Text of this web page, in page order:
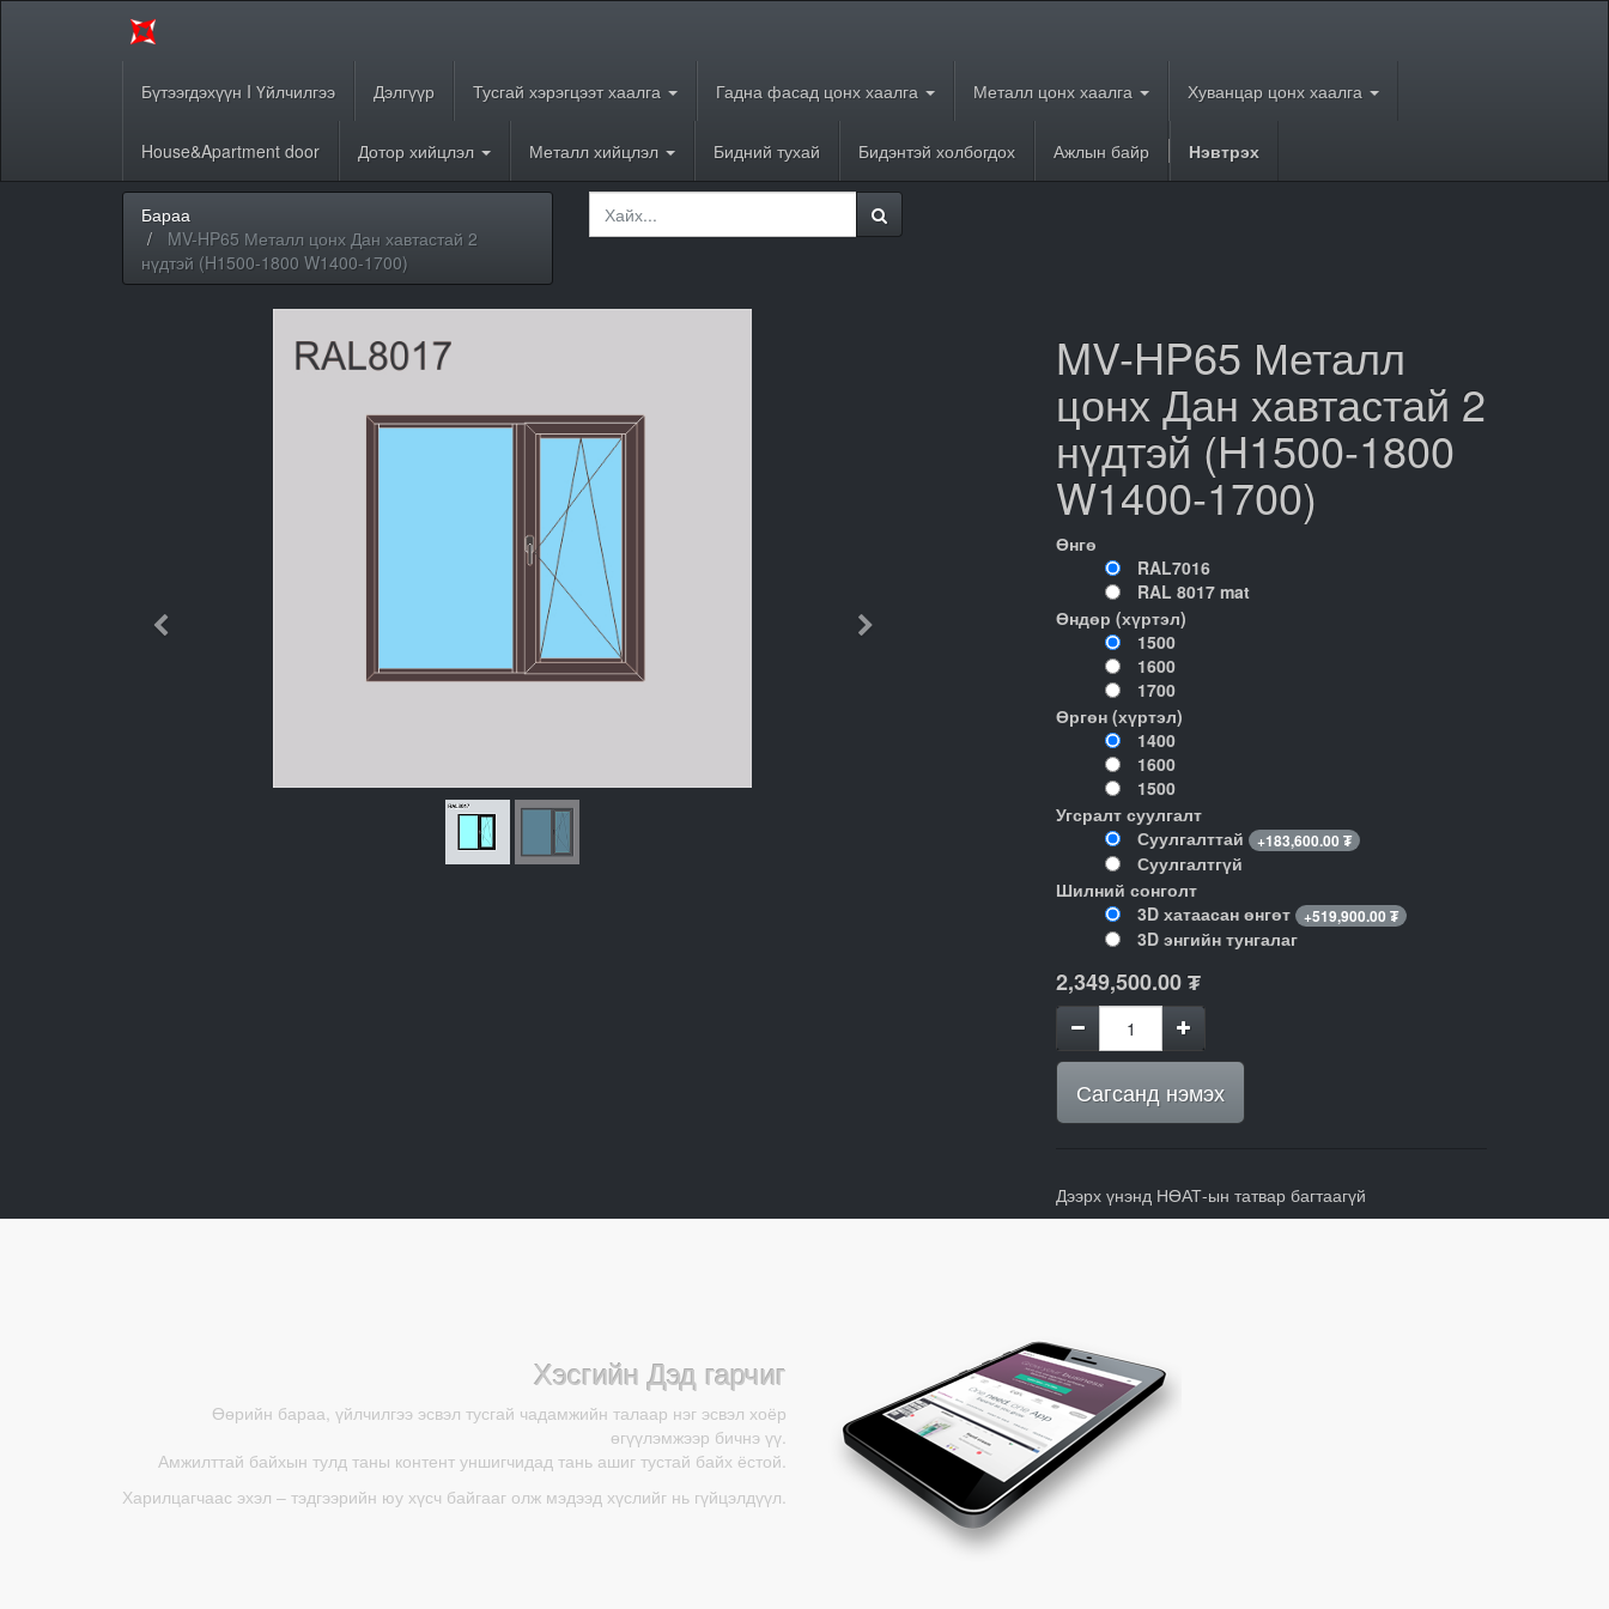
Бүтээгдэхүүн I Үйлчилгээ Дэлгүүр Тусгай хэрэгцээт хаалга Гадна фасад цонх хаалга Металл цонх хаалга Хуванцар цонх хаалга
House&Apartment door Дотор хийцлэл Металл хийцлэл Бидний тухай Бидэнтэй холбогдох Ажлын байр Нэвтрэх
Бараа
MV-HP65 Металл цонх Дан хавтастай 2
нүдтэй (H1500-1800 W1400-1700)
Дараачийн
MV-HP65 Металл
цонх Дан хавтастай 2
нүдтэй (H1500-1800
W1400-1700)
Өнгө
RAL7016
RAL 8017 mat
Өндөр (хүртэл)
1500
1600
1700
Өргөн (хүртэл)
1400
1600
1500
Угсралт суулгалт
Суулгалттай
+183,600.00 ₮
Суулгалтгүй
Шилний сонголт
3D хатаасан өнгөт
+519,900.00 ₮
3D энгийн тунгалаг
2,349,500.00₮
Сагсанд нэмэх
Дээрх үнэнд НӨАТ-ын татвар багтаагүй
Хэсгийн Дэд гарчиг
Өөрийн бараа, үйлчилгээ эсвэл тусгай чадамжийн талаар нэг эсвэл хоёр
өгүүлэмжээр бичнэ үү.
Амжилттай байхын тулд таны контент уншигчидад тань ашиг тустай байх ёстой.
Харилцагчаас эхэл – тэдгээрийн юу хүсч байгааг олж мэдээд хүслийг нь гүйцэлдүүл.